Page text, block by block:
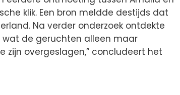
klik. Een bron meldde destijds dat
Na verder onderzoek ontdekte
wat de geruchten alleen maar
zijn overgeslagen,” concludeert het